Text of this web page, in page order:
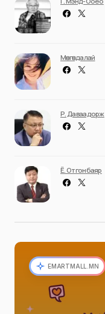
Мөнгөндалай
Р. Даваадорж
Ё. Отгонбаяр
EMARTMALL.MN